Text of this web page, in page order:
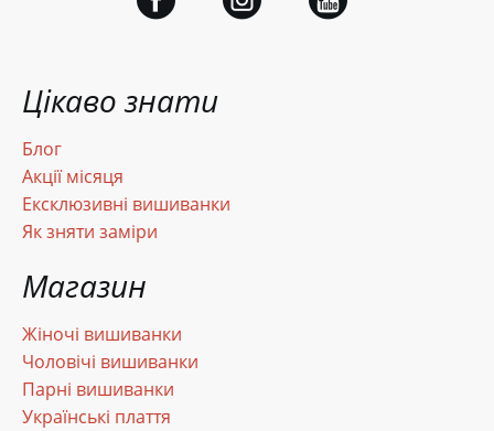
Цікаво знати
Блог
Акції місяця
Ексклюзивні вишиванки
Як зняти заміри
Магазин
Жіночі вишиванки
Чоловічі вишиванки
Парні вишиванки
Українські плаття